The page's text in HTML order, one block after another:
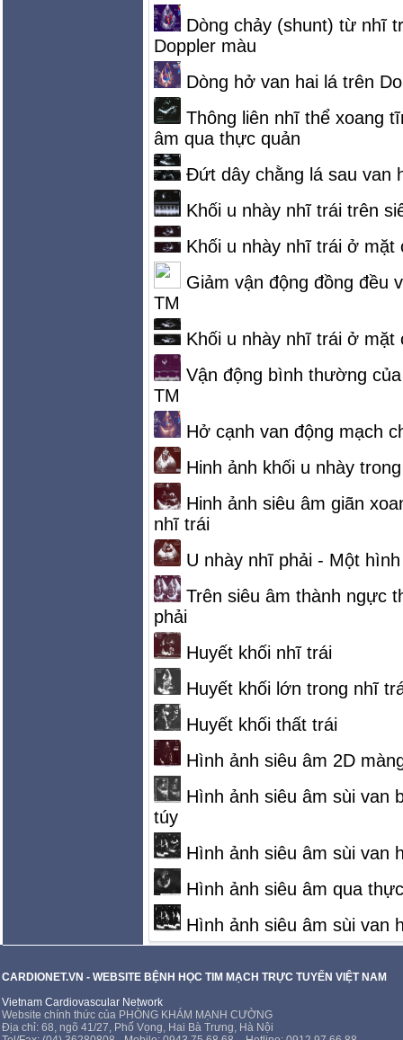
Dòng chảy (shunt) từ nhĩ
Doppler màu
Dòng hở van hai lá trên
Thông liên nhĩ thể xoang
âm qua thực quản
Đứt dây chằng lá sau van
Khối u nhày nhĩ trái trên
Khối u nhày nhĩ trái ở mặt
Giảm vận động đồng đều
TM
Khối u nhày nhĩ trái ở mặt
Vận động bình thường
TM
Hở cạnh van động mạch
Hinh ảnh khối u nhày
Hinh ảnh siêu âm giãn
nhĩ trái
U nhày nhĩ phải - Một
Trên siêu âm thành ngực
phải
Huyết khối nhĩ trái
Huyết khối lớn trong nhĩ
Huyết khối thất trái
Hình ảnh siêu âm 2D
Hình ảnh siêu âm sùi van
túy
Hình ảnh siêu âm sùi van
Hình ảnh siêu âm qua
Hình ảnh siêu âm sùi van
CARDIONET.VN - WEBSITE BỆNH HỌC TIM MẠCH TRỰC TUYẾN VIỆT NAM
Vietnam Cardiovascular Network
Website chính thức của PHÒNG KHÁM MẠNH CƯỜNG
Địa chỉ: 68, ngõ 41/27, Phố Vọng, Hai Bà Trưng, Hà Nội